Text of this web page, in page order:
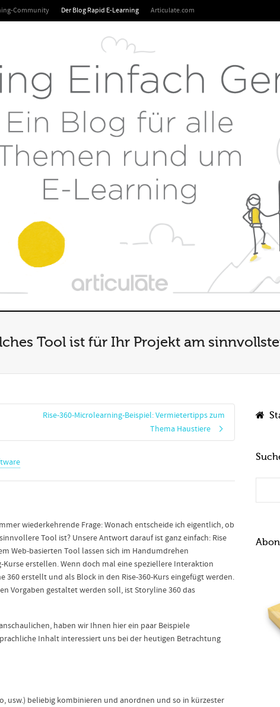
Community Der Blog Rapid E-Learning Articulate.com
Tool ist für Ihr Projekt am
Rise-360-Microlearning-Beispiel: Vermietertipps zum
Thema Haustiere
wiederkehrende Frage: Wonach entscheide ich eigentlich, ob
Tool ist? Unsere Antwort darauf ist ganz einfach: Rise
Web-basierten Tool lassen sich im Handumdrehen
erstellen. Wenn doch mal eine speziellere Interaktion
360 erstellt und als Block in den Rise-360-Kurs eingefügt werden.
Vorgaben gestaltet werden soll, ist Storyline 360 das
haben wir Ihnen hier ein paar Beispiele
Inhalt interessiert uns bei der heutigen Betrachtung
usw.) beliebig kombinieren und anordnen und so in kürzester